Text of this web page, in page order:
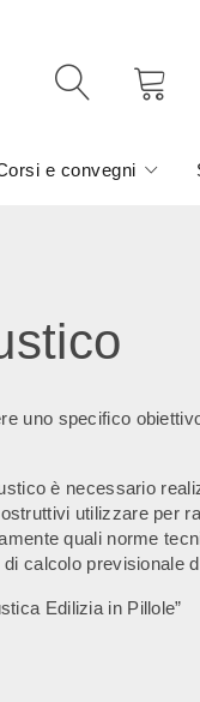
e convegni
uno specifico
è necessario
utilizzare per
quali norme
calcolo previsionale
Edilizia in Pillole”